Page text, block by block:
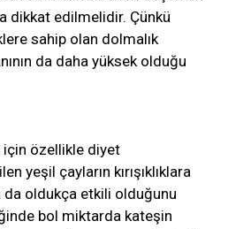
dikkat edilmelidir. Çünkü
sahip olan dolmalık
da daha yüksek olduğu
için özellikle diyet
yeşil çayların kırışıklıklara
da oldukça etkili olduğunu
bol miktarda kateşin